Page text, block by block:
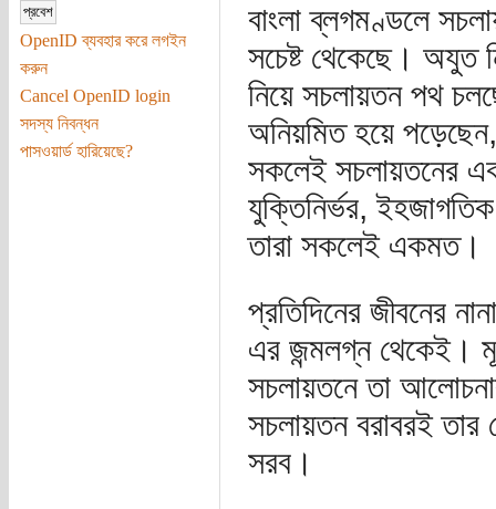
OpenID ব্যবহার করে লগইন
করুন
Cancel OpenID login
সদস্য নিবন্ধন
পাসওয়ার্ড হারিয়েছে?
বাংলা ব্লগমণ্ডলে
সচেষ্ট থেকেছে। অযুত
নিয়ে সচলায়তন পথ
অনিয়মিত হয়ে
সকলেই সচলায়তনের
যুক্তিনির্ভর, ইহজাগতিক
তারা সকলেই একমত।
প্রতিদিনের জীবনের
এর জন্মলগ্ন থেকেই।
সচলায়তনে তা
সচলায়তন বরাবরই
সরব।